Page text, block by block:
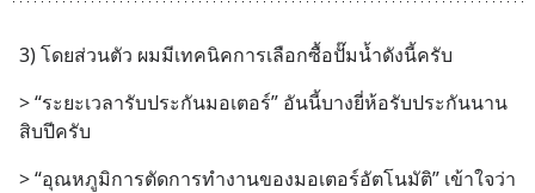
3) โดยส่วนตัว ผมมีเทคนิคการเลือกซื้อปั๊มน้ำดังนี้ครับ
> “ระยะเวลารับประกันมอเตอร์” อันนี้บางยี่ห้อรับประกันนาน
สิบปีครับ
> “อุณหภูมิการตัดการทำงานของมอเตอร์อัตโนมัติ” เข้าใจว่า